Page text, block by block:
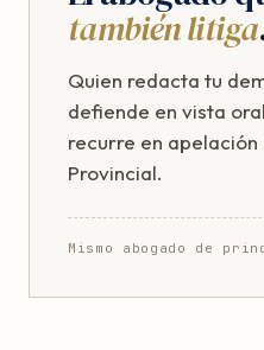
también litiga
Quien redacta tu
defiende en vista
recurre en
Provincial.
Mismo abogado de